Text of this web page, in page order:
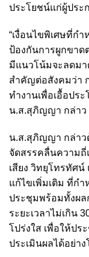
ประโยชน์แก่ผู้ประ
“เงื่อนไขพิเศษที่ก
ป้องกันการผูกขาด
มีแนวโน้มจะลดมา
สำคัญต่อสังคมว่า
ทำงานเพื่อเอื้อปร
น.ส.สุภิญญา กล่าว
น.ส.สุภิญญา กล่าว
จัดสรรคลื่นความถี่
เสียง วิทยุโทรทัศ
แก้ไขเพิ่มเติม ที่กำ
ประชุมพร้อมทั้งผล
ระยะเวลาไม่เกิน
โปร่งใส เพื่อให้ป
ประเมินผลได้อย่าง